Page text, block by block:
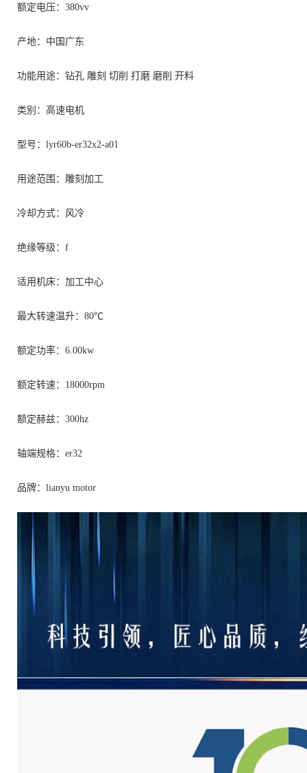
额定电压：380vv
产地：中国广东
功能用途：钻孔 雕刻 切削 打磨 磨削 开料
类别：高速电机
型号：lyr60b-er32x2-a01
用途范围：雕刻加工
冷却方式：风冷
绝缘等级：f
适用机床：加工中心
最大转速温升：80℃
额定功率：6.00kw
额定转速：18000rpm
额定赫兹：300hz
轴端规格：er32
品牌：lianyu motor